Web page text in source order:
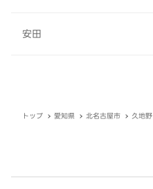
安田
トップ 愛知県 北名古屋市 久地野